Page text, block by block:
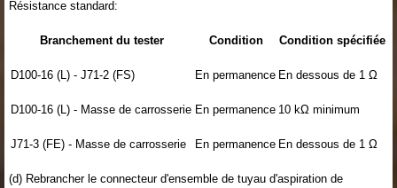
Résistance standard:
Branchement du tester Condition Condition spécifiée
D100-16 (L) - J71-2 (FS) En permanence En dessous de 1 Ω
D100-16 (L) - Masse de carrosserie En permanence 10 kΩ minimum
J71-3 (FE) - Masse de carrosserie En permanence En dessous de 1 Ω
(d) Rebrancher le connecteur d'ensemble de tuyau d'aspiration de